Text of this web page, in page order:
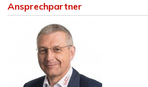
Ansprechpartner